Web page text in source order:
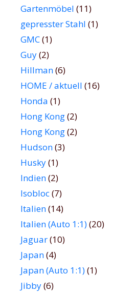
Gartenmöbel (11)
gepresster Stahl (1)
GMC(1)
Guy(2)
Hillman(6)
HOME / aktuell (16)
Honda (1)
Hong Kong(2)
Hong Kong(2)
Hudson(3)
Husky(1)
Indien(2)
Isobloc(7)
Italien(14)
Italien (Auto 1:1)(20)
Jaguar(10)
Japan(4)
Japan (Auto 1:1)(1)
Jibby(6)